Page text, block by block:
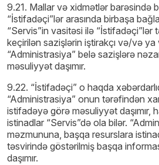
9.21. Mallar və xidmətlər barəsində
“İstifadəçi”lər arasında birbaşa
“Servis”in vasitəsi ilə “İstifadəçi”lər
keçirilən sazişlərin iştirakçı və/və ya
“Administrasiya” belə sazişlərə
məsuliyyət daşımır.
9.22. “İstifadəçi” o haqda
“Administrasiya” onun tərəfindən
istifadəyə görə məsuliyyət daşımır,
istinadlar “Servis”də ola bilər.
məzmununa, başqa resurslara
təsvirində göstərilmiş başqa
daşımır.